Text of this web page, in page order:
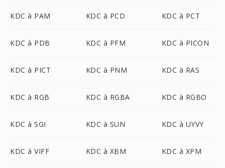
KDC à PAM KDC à PCD KDC à PCT
KDC à PDB KDC à PFM KDC à PICON
KDC à PICT KDC à PNM KDC à RAS
KDC à RGB KDC à RGBA KDC à RGBO
KDC à SGI KDC à SUN KDC à UYVY
KDC à VIFF KDC à XBM KDC à XPM